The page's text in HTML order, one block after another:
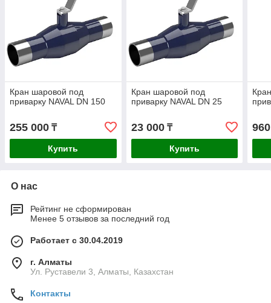
Кран шаровой под
приварку NAVAL DN 150
255 000 ₸
Купить
Кран шаровой под
приварку NAVAL DN 25
23 000₸
Купить
О нас
Рейтинг не сформирован
Менее 5 отзывов за последний год
Работает с 30.04.2019
г. Алматы
Ул. Руставели 3, Алматы, Казахстан
Контакты